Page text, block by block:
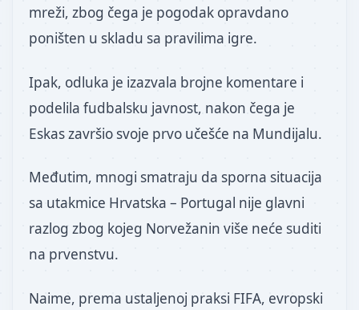
mreži, zbog čega je pogodak opravdano
poništen u skladu sa pravilima igre.
Ipak, odluka je izazvala brojne komentare i
podelila fudbalsku javnost, nakon čega je
Eskas završio svoje prvo učešće na Mundijalu.
Međutim, mnogi smatraju da sporna situacija
sa utakmice Hrvatska – Portugal nije glavni
razlog zbog kojeg Norvežanin više neće suditi
na prvenstvu.
Naime, prema ustaljenoj praksi FIFA, evropski